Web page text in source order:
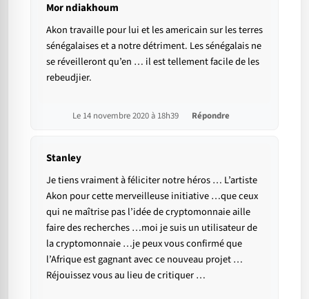
Mor ndiakhoum
Akon travaille pour lui et les americain sur les terres
sénégalaises et a notre détriment. Les sénégalais ne
se réveilleront qu’en … il est tellement facile de les
rebeudjier.
Le 14 novembre 2020 à 18h39 Répondre
Stanley
Je tiens vraiment à féliciter notre héros … L’artiste
Akon pour cette merveilleuse initiative …que ceux
qui ne maîtrise pas l’idée de cryptomonnaie aille
faire des recherches …moi je suis un utilisateur de
la cryptomonnaie …je peux vous confirmé que
l’Afrique est gagnant avec ce nouveau projet …
Réjouissez vous au lieu de critiquer …